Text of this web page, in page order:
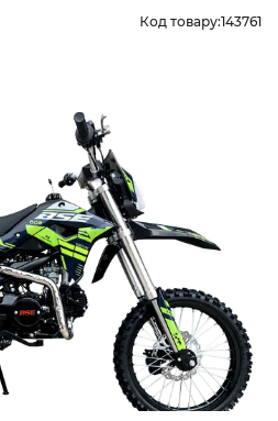
Код товару:143761